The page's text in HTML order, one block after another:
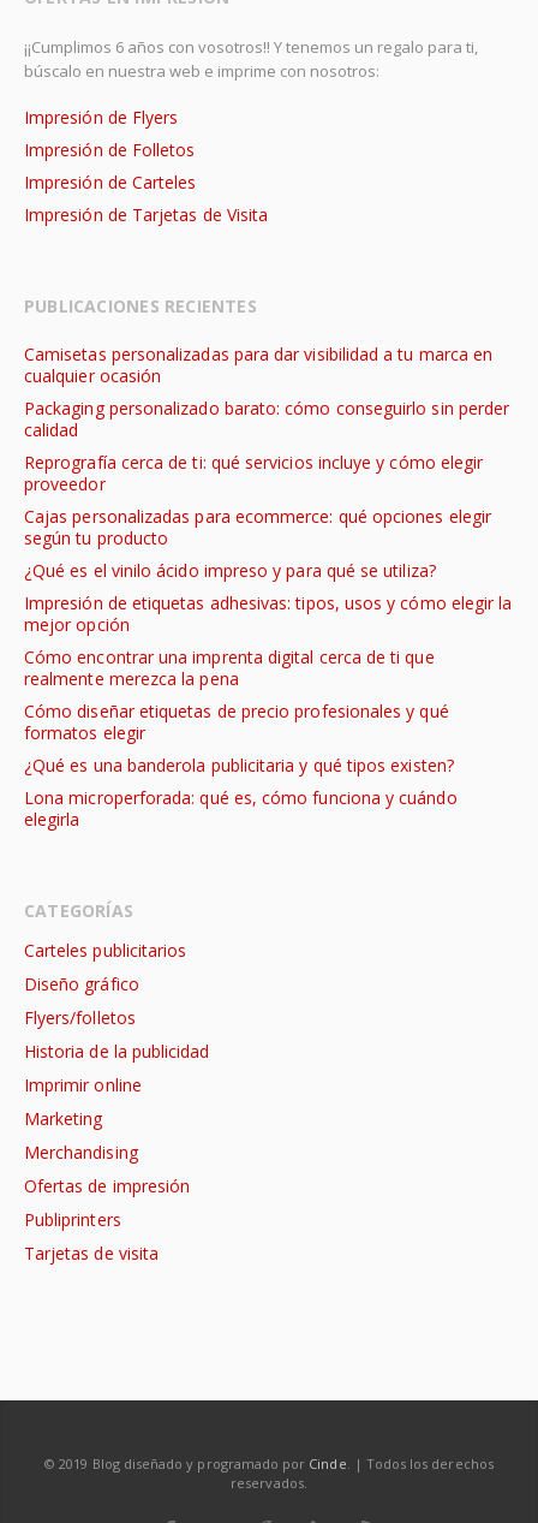
¡¡Cumplimos 6 años con vosotros!! Y tenemos un regalo para ti,
búscalo en nuestra web e imprime con nosotros:
Impresión de Flyers
Impresión de Folletos
Impresión de Carteles
Impresión de Tarjetas de Visita
PUBLICACIONES RECIENTES
Camisetas personalizadas para dar visibilidad a tu marca en
cualquier ocasión
Packaging personalizado barato: cómo conseguirlo sin perder
calidad
Reprografía cerca de ti: qué servicios incluye y cómo elegir
proveedor
Cajas personalizadas para ecommerce: qué opciones elegir
según tu producto
¿Qué es el vinilo ácido impreso y para qué se utiliza?
Impresión de etiquetas adhesivas: tipos, usos y cómo elegir la
mejor opción
Cómo encontrar una imprenta digital cerca de ti que
realmente merezca la pena
Cómo diseñar etiquetas de precio profesionales y qué
formatos elegir
¿Qué es una banderola publicitaria y qué tipos existen?
Lona microperforada: qué es, cómo funciona y cuándo
elegirla
CATEGORÍAS
Carteles publicitarios
Diseño gráfico
Flyers/folletos
Historia de la publicidad
Imprimir online
Marketing
Merchandising
Ofertas de impresión
Publiprinters
Tarjetas de visita
© 2019 Blog diseñado y programado por Cinde. | Todos los derechos
reservados.